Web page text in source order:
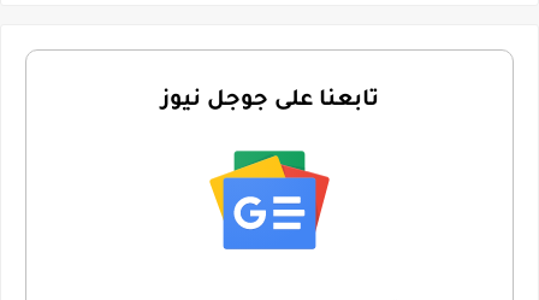
تابعنا على جوجل نيوز